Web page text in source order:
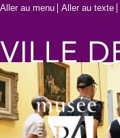
Aller au menu Aller au texte